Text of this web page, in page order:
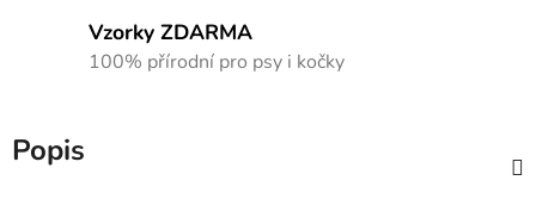
Vzorky ZDARMA
100% přírodní pro psy i kočky
Popis